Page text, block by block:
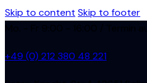
Skip to content Skip to footer
+49 (0) 212 380 48 221